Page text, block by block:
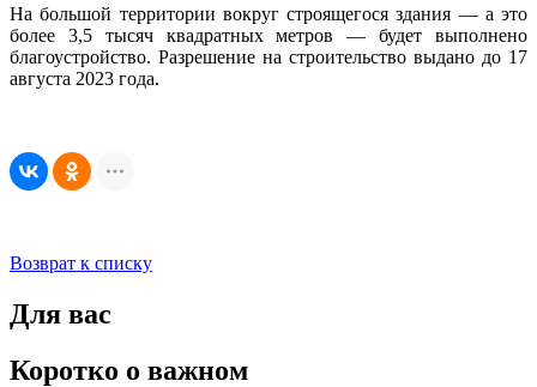
На большой территории вокруг строящегося здания — а это
более 3,5 тысяч квадратных метров — будет выполнено
благоустройство. Разрешение на строительство выдано до 17
августа 2023 года.
Возврат к списку
Для вас
Коротко о важном